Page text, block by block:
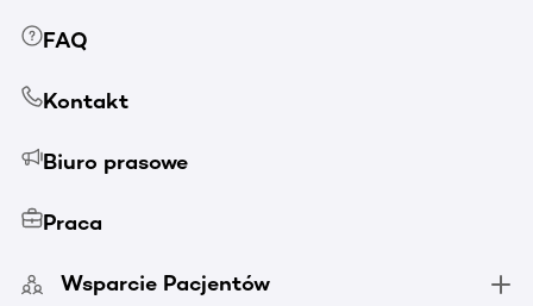
FAQ
Kontakt
Biuro prasowe
Praca
Wsparcie Pacjentów